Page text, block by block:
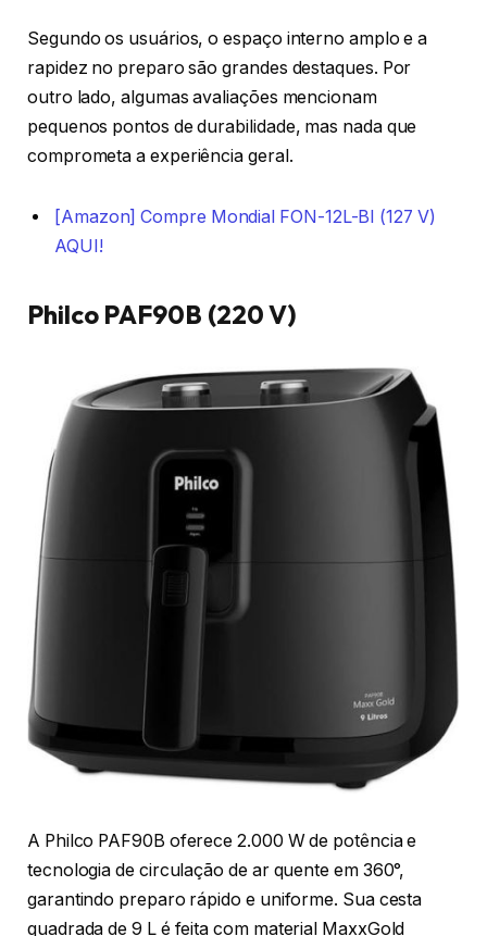
Segundo os usuários, o espaço interno amplo e a
rapidez no preparo são grandes destaques. Por
outro lado, algumas avaliações mencionam
pequenos pontos de durabilidade, mas nada que
comprometa a experiência geral.
[Amazon] Compre Mondial FON-12L-BI (127 V)
AQUI!
Philco PAF90B (220 V)
A Philco PAF90B oferece 2.000 W de potência e
tecnologia de circulação de ar quente em 360°,
garantindo preparo rápido e uniforme. Sua cesta
quadrada de 9 L é feita com material MaxxGold